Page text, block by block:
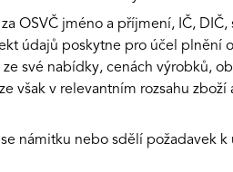
OSVČ jméno a příjmení, IČ,
údajů poskytne pro účel
své nabídky, cenách výrobků,
v relevantním rozsahu
námitku nebo sdělí požadavek